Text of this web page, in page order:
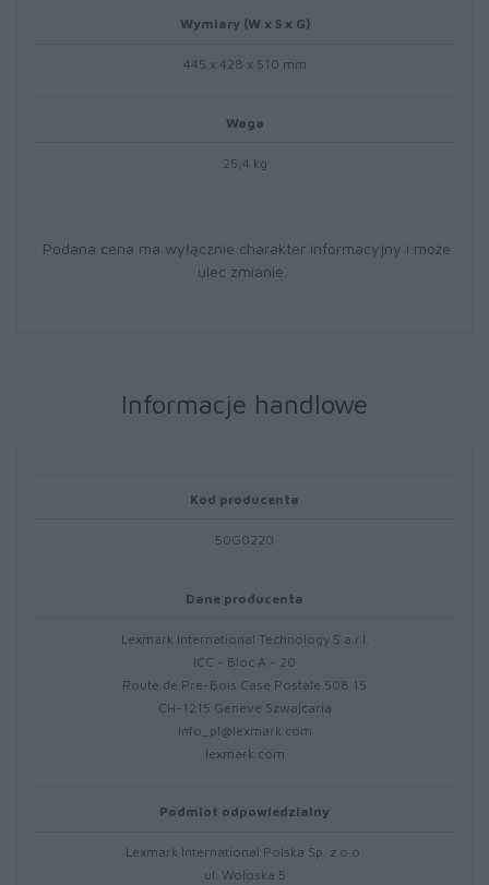
Wymiary (W x S x G)
445 x 428 x 510 mm
Waga
25,4 kg
Podana cena ma wyłącznie charakter informacyjny i może
ulec zmianie.
Informacje handlowe
Kod producenta
50G0220
Dane producenta
Lexmark International Technology S.a.r.l.
ICC - Bloc A - 20
Route de Pre-Bois Case Postale 508 15
CH-1215 Geneve Szwajcaria
info_pl@lexmark.com
lexmark.com
Podmiot odpowiedzialny
Lexmark International Polska Sp. z o.o.
ul. Wołoska 5